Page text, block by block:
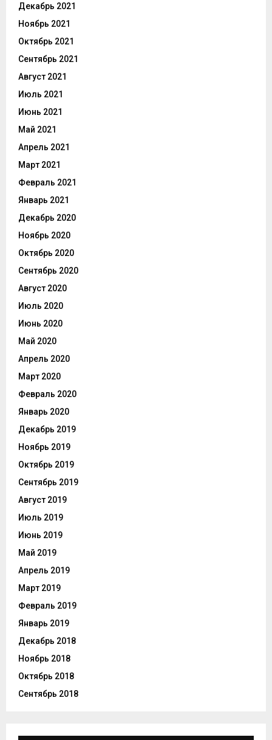
Декабрь 2021
Ноябрь 2021
Октябрь 2021
Сентябрь 2021
Август 2021
Июль 2021
Июнь 2021
Май 2021
Апрель 2021
Март 2021
Февраль 2021
Январь 2021
Декабрь 2020
Ноябрь 2020
Октябрь 2020
Сентябрь 2020
Август 2020
Июль 2020
Июнь 2020
Май 2020
Апрель 2020
Март 2020
Февраль 2020
Январь 2020
Декабрь 2019
Ноябрь 2019
Октябрь 2019
Сентябрь 2019
Август 2019
Июль 2019
Июнь 2019
Май 2019
Апрель 2019
Март 2019
Февраль 2019
Январь 2019
Декабрь 2018
Ноябрь 2018
Октябрь 2018
Сентябрь 2018